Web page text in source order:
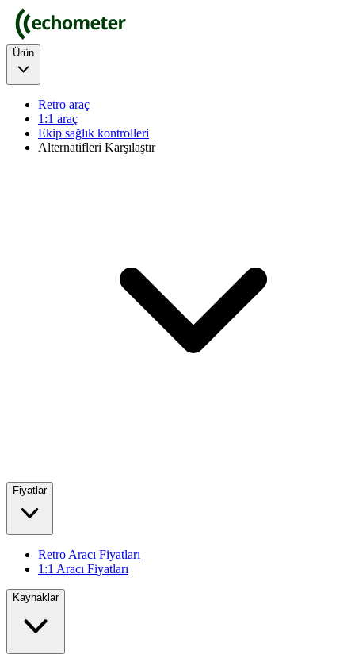
Ürün
Retro araç
1:1 araç
Ekip sağlık kontrolleri
Alternatifleri Karşılaştır
Fiyatlar
Retro Aracı Fiyatları
1:1 Aracı Fiyatları
Kaynaklar